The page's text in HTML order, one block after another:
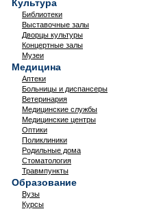
Культура
Библиотеки
Выставочные залы
Дворцы культуры
Концертные залы
Музеи
Медицина
Аптеки
Больницы и диспансеры
Ветеринария
Медицинские службы
Медицинские центры
Оптики
Поликлиники
Родильные дома
Стоматология
Травмпункты
Образование
Вузы
Курсы